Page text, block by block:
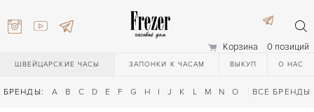
Корзина 0 позиций
ШВЕЙЦАРСКИЕ ЧАСЫ ЗАПОНКИ К ЧАСАМ ВЫКУП О НАС
БРЕНДЫ: A B C D E F G H I J K L M N O Q R S T
ВСЕ БРЕНДЫ